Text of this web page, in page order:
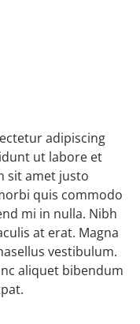
adipiscing
ut labore et
sit amet justo
quis commodo
mi in nulla. Nibh
at erat. Magna
vestibulum.
aliquet bibendum